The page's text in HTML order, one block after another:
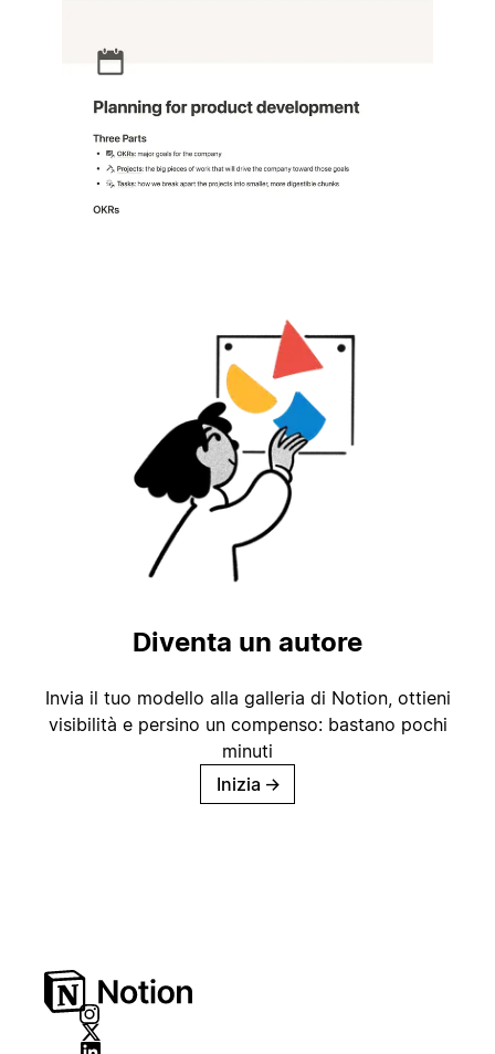
Diventa un autore
Invia il tuo modello alla galleria di Notion, ottieni
visibilità e persino un compenso: bastano pochi
minuti
Inizia →